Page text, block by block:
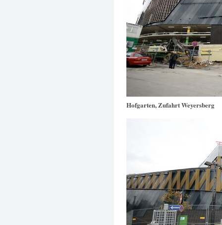
Hofgarten, Zufahrt Weyersberg